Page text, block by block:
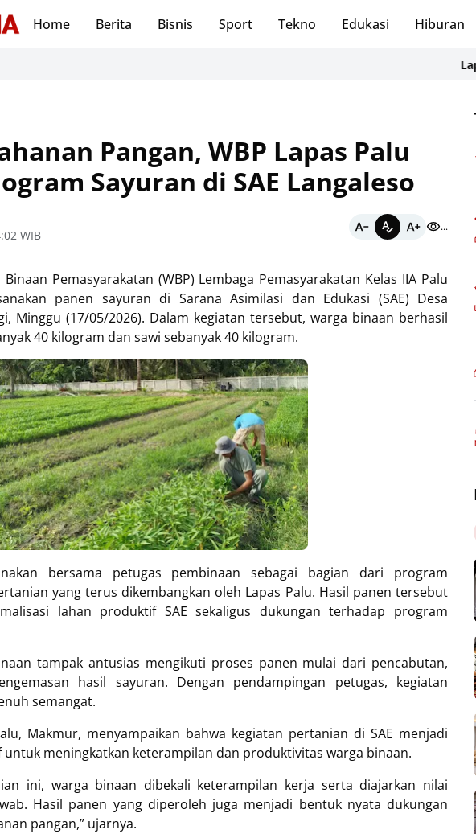
Home Berita Bisnis Sport Tekno Edukasi Hiburan
Lapas
Pangan, WBP Lapas Palu
Sayuran di SAE Langaleso
WIB
...
Binaan Pemasyarakatan (WBP) Lembaga Pemasyarakatan Kelas IIA Palu
panen sayuran di Sarana Asimilasi dan Edukasi (SAE) Desa
Minggu (17/05/2026). Dalam kegiatan tersebut, warga binaan berhasil
40 kilogram dan sawi sebanyak 40 kilogram.
bersama petugas pembinaan sebagai bagian dari program
yang terus dikembangkan oleh Lapas Palu. Hasil panen tersebut
lahan produktif SAE sekaligus dukungan terhadap program
tampak antusias mengikuti proses panen mulai dari pencabutan,
hasil sayuran. Dengan pendampingan petugas, kegiatan
semangat.
Makmur, menyampaikan bahwa kegiatan pertanian di SAE menjadi
meningkatkan keterampilan dan produktivitas warga binaan.
ini, warga binaan dibekali keterampilan kerja serta diajarkan nilai
Hasil panen yang diperoleh juga menjadi bentuk nyata dukungan
pangan,” ujarnya.